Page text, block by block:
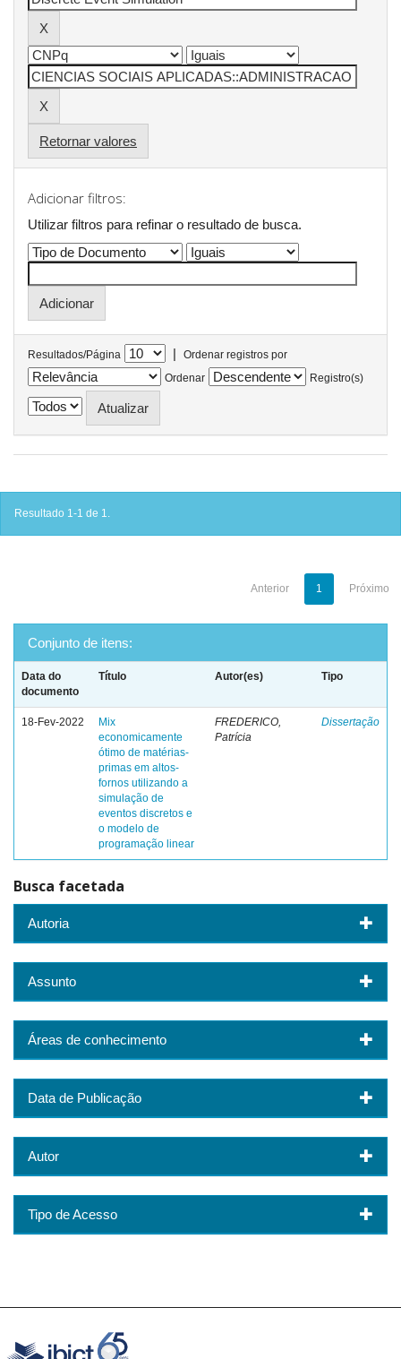
Retornar valores
Adicionar filtros:
Utilizar filtros para refinar o resultado de busca.
Resultados/Página |
Ordenar registros por
Ordenar
Registro(s)
Resultado 1-1 de 1.
Anterior 1 Próximo
Conjunto de itens:
Data do
documento
Título Autor(es) Tipo
18-Fev-2022
Mix
economicamente
ótimo de matérias-
primas em altos-
fornos utilizando a
simulação de
eventos discretos e
o modelo de
programação linear
FREDERICO,
Patrícia
Dissertação
Busca facetada
Autoria
Assunto
Áreas de conhecimento
Data de Publicação
Autor
Tipo de Acesso